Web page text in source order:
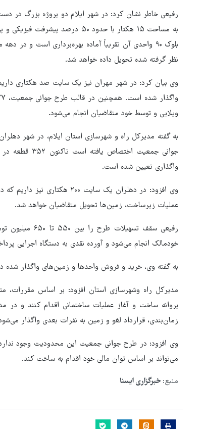
بلوک ۹۰ واحدی آن تقریباً آماده بهره‌برداری است و
نظر گرفته شده تحویل داده خواهد شد.
ویلایی و توسط خود متقاضیان انجام می‌شود.
واگذاری تعیین شده است.
وی افزود: در دهلران یک سایت
عملیات زیرساخت، زمین‌ها تحویل متقاضیان خواهد شد.
رفیعی سقف
خودمالک انجام می‌شود و آورده نقدی به دستگاه اجرایی
به گفته وی، خرید و فروش واحدها و زمین‌های واگذار
مدیرکل راه وشهرسازی استان افزود: بر اساس
پروانه ساخت و آغاز عملیات ساختمانی اقدام کنند و
زمان‌بندی، قرارداد لغو و زمین به نفرات بعدی واگذار
وی افزود: در طرح جوانی جمعیت این محدودیت وجود
می‌تواند بر اساس توان مالی خود اقدام به ساخت کند.
منبع: خبرگزاری ایسنا